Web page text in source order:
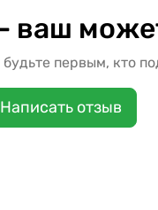
ваш
первым, кто
Написать отзыв